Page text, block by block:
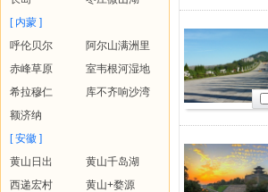
[ 内蒙 ]
呼伦贝尔
阿尔山满洲里
赤峰草原
室韦根河湿地
希拉穆仁
库不齐响沙湾
额济纳
[ 安徽 ]
黄山日出
黄山千岛湖
西递宏村
黄山+婺源